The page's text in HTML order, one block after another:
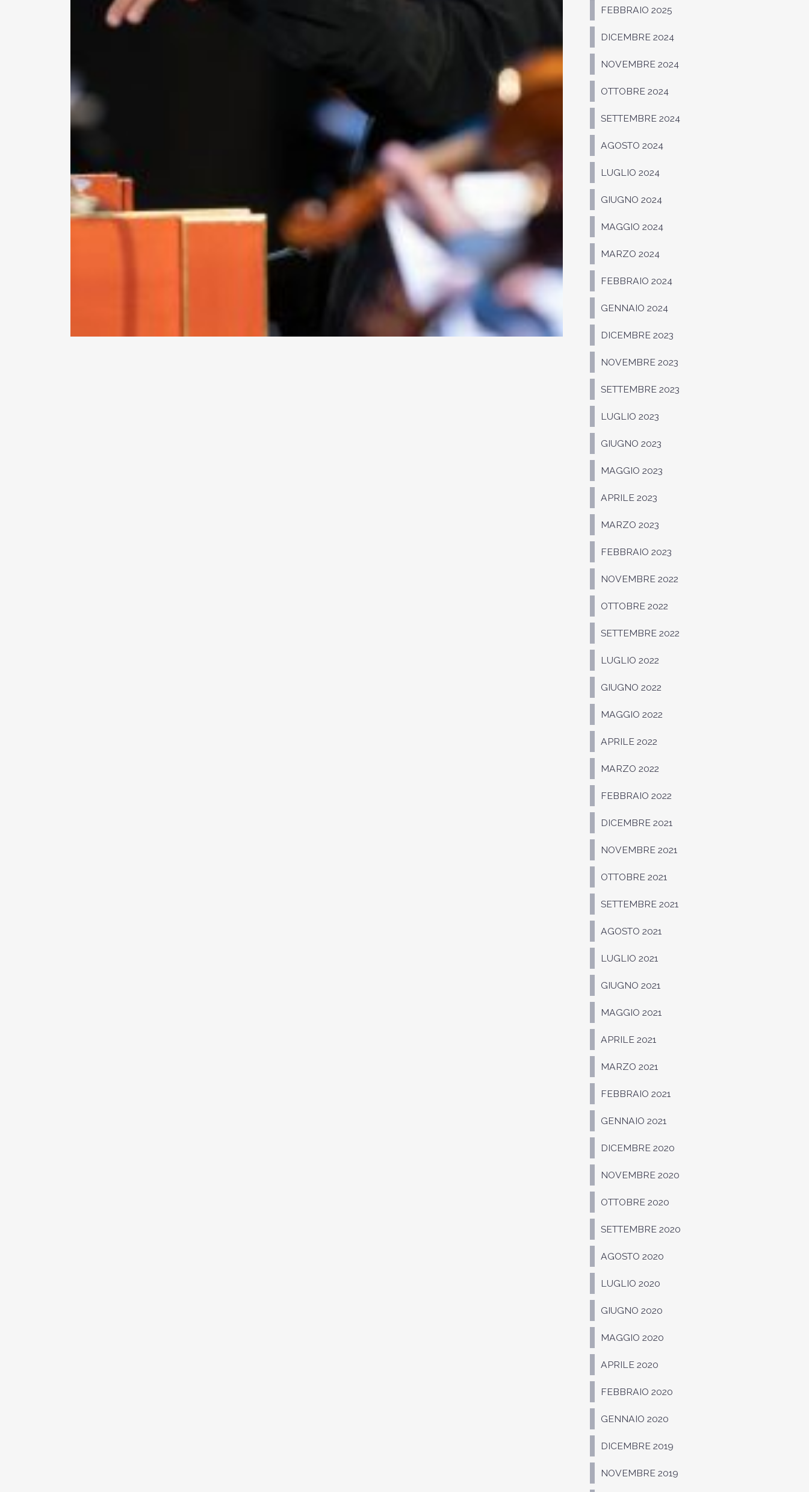
FEBBRAIO 2025
DICEMBRE 2024
NOVEMBRE 2024
OTTOBRE 2024
SETTEMBRE 2024
AGOSTO 2024
LUGLIO 2024
GIUGNO 2024
MAGGIO 2024
MARZO 2024
FEBBRAIO 2024
GENNAIO 2024
DICEMBRE 2023
NOVEMBRE 2023
SETTEMBRE 2023
LUGLIO 2023
GIUGNO 2023
MAGGIO 2023
APRILE 2023
MARZO 2023
FEBBRAIO 2023
NOVEMBRE 2022
OTTOBRE 2022
SETTEMBRE 2022
LUGLIO 2022
GIUGNO 2022
MAGGIO 2022
APRILE 2022
MARZO 2022
FEBBRAIO 2022
DICEMBRE 2021
NOVEMBRE 2021
OTTOBRE 2021
SETTEMBRE 2021
AGOSTO 2021
LUGLIO 2021
GIUGNO 2021
MAGGIO 2021
APRILE 2021
MARZO 2021
FEBBRAIO 2021
GENNAIO 2021
DICEMBRE 2020
NOVEMBRE 2020
OTTOBRE 2020
SETTEMBRE 2020
AGOSTO 2020
LUGLIO 2020
GIUGNO 2020
MAGGIO 2020
APRILE 2020
FEBBRAIO 2020
GENNAIO 2020
DICEMBRE 2019
NOVEMBRE 2019